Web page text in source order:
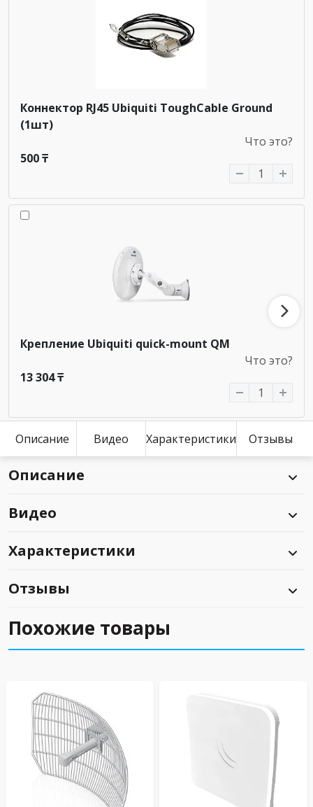
Коннектор RJ45 Ubiquiti ToughCable Ground
(1шт)
Что это?
500 ₸
Крепление Ubiquiti quick-mount QM
Что это?
13 304 ₸
Описание Видео Характеристики Отзывы
Описание
Видео
Характеристики
Отзывы
Похожие товары